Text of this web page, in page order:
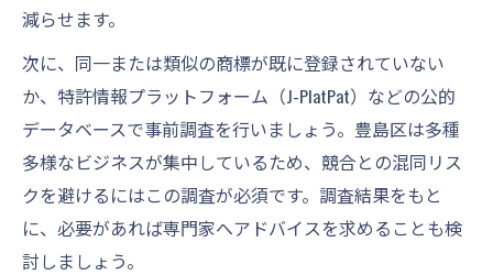
減らせます。
次に、同一または類似の商標が既に登録されていない
か、特許情報プラットフォーム（J-PlatPat）などの公的
データベースで事前調査を行いましょう。豊島区は多種
多様なビジネスが集中しているため、競合との混同リス
クを避けるにはこの調査が必須です。調査結果をもと
に、必要があれば専門家へアドバイスを求めることも検
討しましょう。